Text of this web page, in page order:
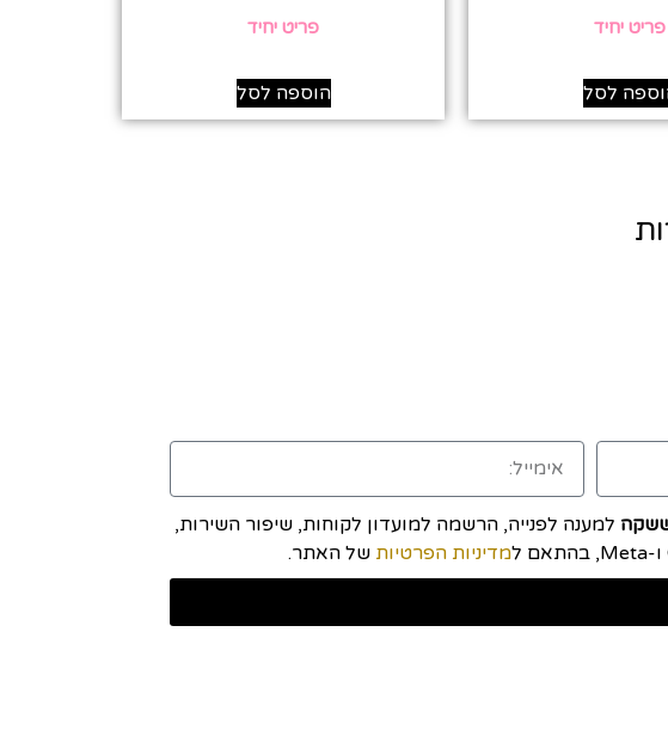
פריט יחיד
לסל
פריט יחיד
הוספה לסל
למענה לפנייה, הרשמה למועדון לקוחות, שיפור השירות,
מדיניות הפרטיות של האתר.